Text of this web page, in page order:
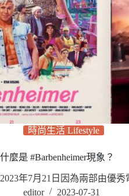
時尚生活 Lifestyle
什麼是 #Barbenheimer現象？
2023年7月21日因為兩部由優
editor
2023-07-31